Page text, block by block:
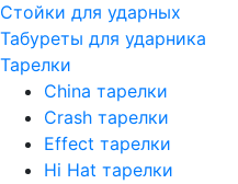
Стойки для ударных
Табуреты для ударника
Тарелки
China тарелки
Crash тарелки
Effect тарелки
Hi Hat тарелки